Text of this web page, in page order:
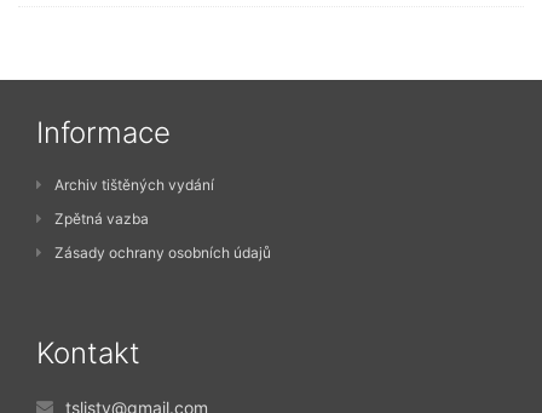
Informace
Archiv tištěných vydání
Zpětná vazba
Zásady ochrany osobních údajů
Kontakt
tslisty@gmail.com